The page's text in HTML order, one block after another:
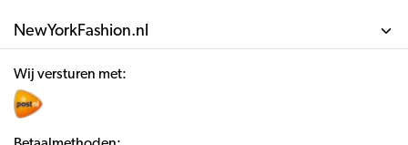
NewYorkFashion.nl
Wij versturen met: